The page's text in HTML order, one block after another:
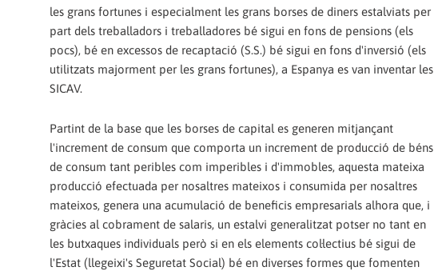
les grans fortunes i especialment les grans borses de diners estalviats per
part dels treballadors i treballadores bé sigui en fons de pensions (els
pocs), bé en excessos de recaptació (S.S.) bé sigui en fons d'inversió (els
utilitzats majorment per les grans fortunes), a Espanya es van inventar les
SICAV.
Partint de la base que les borses de capital es generen mitjançant
l'increment de consum que comporta un increment de producció de béns
de consum tant peribles com imperibles i d'immobles, aquesta mateixa
producció efectuada per nosaltres mateixos i consumida per nosaltres
mateixos, genera una acumulació de beneficis empresarials alhora que, i
gràcies al cobrament de salaris, un estalvi generalitzat potser no tant en
les butxaques individuals però si en els elements col·lectius bé sigui de
l'Estat (llegeixi's Seguretat Social) bé en diverses formes que fomenten